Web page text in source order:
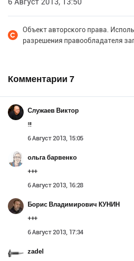
Объект авторского права.
разрешения правообладателя
Комментарии 7
Служаев Виктор
!!!
6 Август 2013, 15:05
ольга барвенко
+++
6 Август 2013, 16:28
Борис Владимирович КУНИН
+++
6 Август 2013, 17:34
zadel